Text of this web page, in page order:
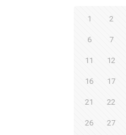
1 2
6 7
11 12
16 17
21 22
26 27